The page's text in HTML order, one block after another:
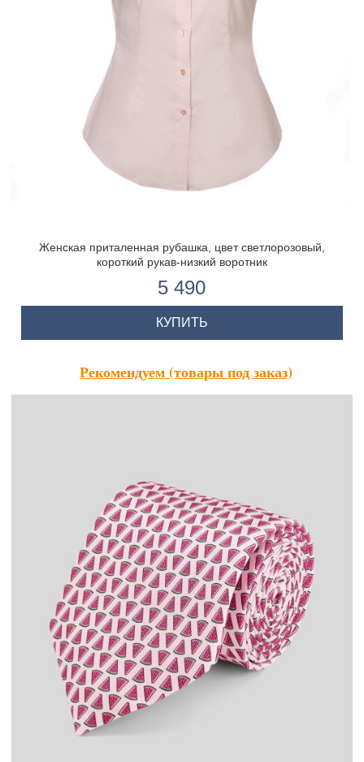
Женская приталенная рубашка, цвет светлорозовый,
короткий рукав-низкий воротник
5 490
КУПИТЬ
Рекомендуем (товары под заказ)